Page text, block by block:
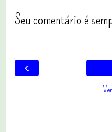
Seu comentário é
‹